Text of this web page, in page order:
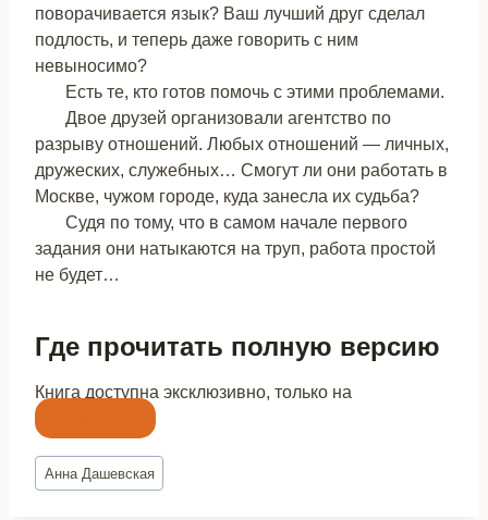
поворачивается язык? Ваш лучший друг сделал
подлость, и теперь даже говорить с ним
невыносимо?
Есть те, кто готов помочь с этими проблемами.
Двое друзей организовали агентство по
разрыву отношений. Любых отношений — личных,
дружеских, служебных… Смогут ли они работать в
Москве, чужом городе, куда занесла их судьба?
Судя по тому, что в самом начале первого
задания они натыкаются на труп, работа простой
не будет…
Где прочитать полную версию
Книга доступна эксклюзивно, только на
Метки
записи:
Анна Дашевская